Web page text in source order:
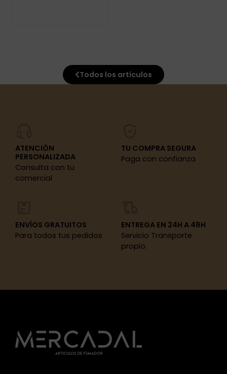
Todos los artículos
ATENCIÓN
PERSONALIZADA
Consulta con tu
comercial
TU COMPRA SEGURA
Paga con confianza
ENVÍOS GRATUITOS
Para todos tus pedidos
ENTREGA EN 24H A 48H
Servicio Transporte
propio.